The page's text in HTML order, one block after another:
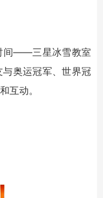
间——三星冰雪教室
奥运冠军、世界冠
互动。